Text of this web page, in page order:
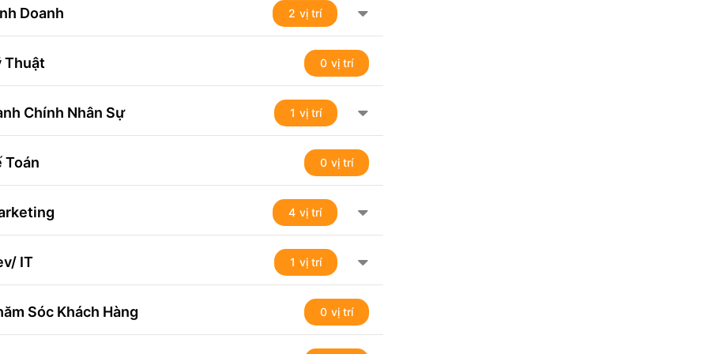
Doanh 2
Thuật 0
Chính Nhân Sự 1
Toán 0
4
IT 1
Sóc Khách Hàng 0